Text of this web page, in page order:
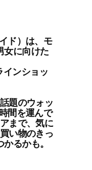
ド）は、モ
女に向けた
インショッ
題のウォッ
間を運んで
まで、気に
い物のきっ
るかも。